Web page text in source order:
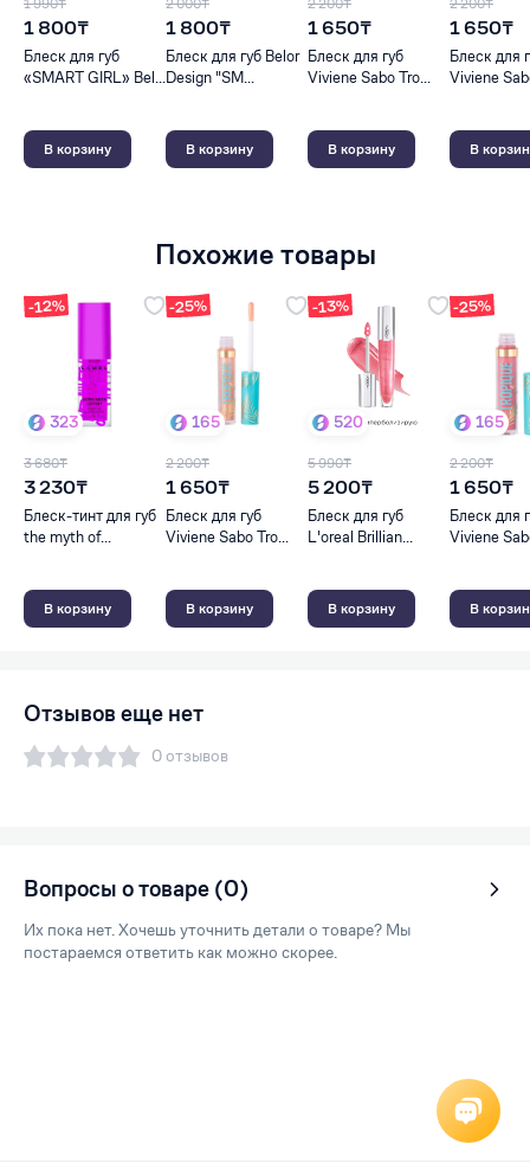
1 990₸
1 800₸
Блеск для губ
«SMART GIRL» Bel...
В корзину
2 000₸
1 800₸
Блеск для губ Belor
Design "SM...
В корзину
2 200₸
1 650₸
Блеск для губ
Viviene Sabo Tro...
В корзину
2 200₸
1 650₸
Блеск для
Viviene
В
Похожие товары
-12%
323
3 680₸
3 230₸
Блеск-тинт для губ
the myth of...
В корзину
-25%
165
2 200₸
1 650₸
Блеск для губ
Viviene Sabo Tro...
В корзину
-13%
520
5 990₸
5 200₸
Блеск для губ
L'oreal Brillian...
В корзину
-25%
165
2 200₸
1 650₸
Блеск для
Viviene
В
Отзывов еще нет
0 отзывов
Вопросы о товаре (0)
Их пока нет. Хочешь уточнить детали о товаре? Мы
постараемся ответить как можно скорее.